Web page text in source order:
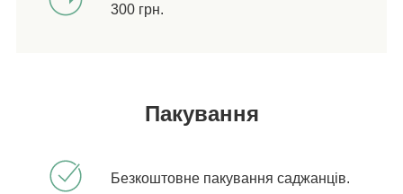
300 грн.
Пакування
Безкоштовне пакування саджанців.